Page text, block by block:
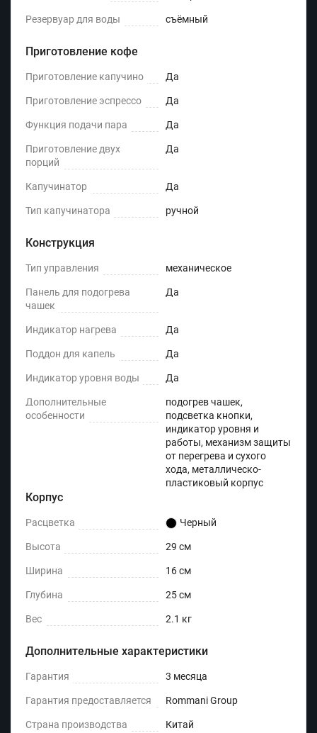
Резервуар для воды съёмный
Приготовление кофе
Приготовление капучино Да
Приготовление эспрессо Да
Функция подачи пара Да
Приготовление двух
порций
Да
Капучинатор Да
Тип капучинатора ручной
Конструкция
Тип управления механическое
Панель для подогрева
чашек
Да
Индикатор нагрева Да
Поддон для капель Да
Индикатор уровня воды Да
Дополнительные
особенности
подогрев чашек,
подсветка кнопки,
индикатор уровня и
работы, механизм защиты
от перегрева и сухого
хода, металлическо-
пластиковый корпус
Корпус
Расцветка Черный
Высота 29 см
Ширина 16 см
Глубина 25 см
Вес 2.1 кг
Дополнительные характеристики
Гарантия 3 месяца
Гарантия предоставляется Rommani Group
Страна производства Китай